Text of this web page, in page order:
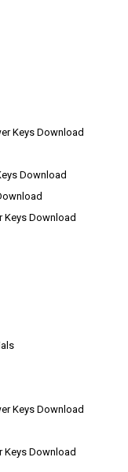
Keys Download
Download
Keys Download
Keys Download
Keys Download